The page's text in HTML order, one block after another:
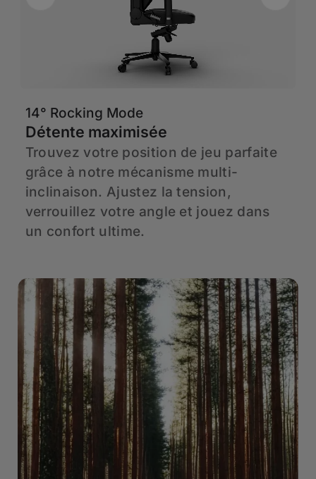
14° Rocking Mode
Détente maximisée
Trouvez votre position de jeu parfaite
grâce à notre mécanisme multi-
inclinaison. Ajustez la tension,
verrouillez votre angle et jouez dans
un confort ultime.